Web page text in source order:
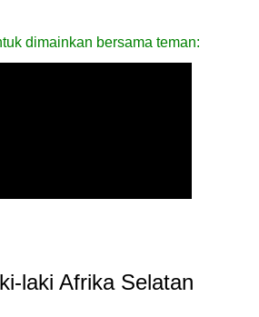
dimainkan bersama teman:
laki Afrika Selatan